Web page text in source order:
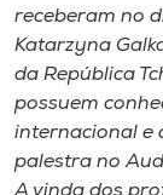
Store
o idioma
receberam no
Katarzyna
da República
possuem
internacional e
palestra no
A vinda dos